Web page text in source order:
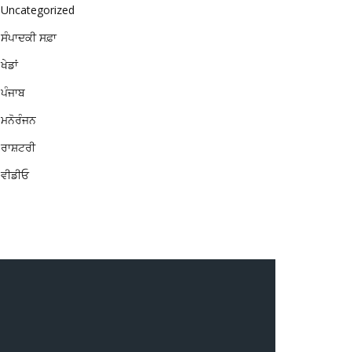
Uncategorized
ਸੰਪਾਦਕੀ ਸਫ਼ਾ
ਖੇਡਾਂ
ਪੰਜਾਬ
ਮਨੋਰੰਜਨ
ਰਾਸ਼ਟਰੀ
ਵੀਡੀਓ